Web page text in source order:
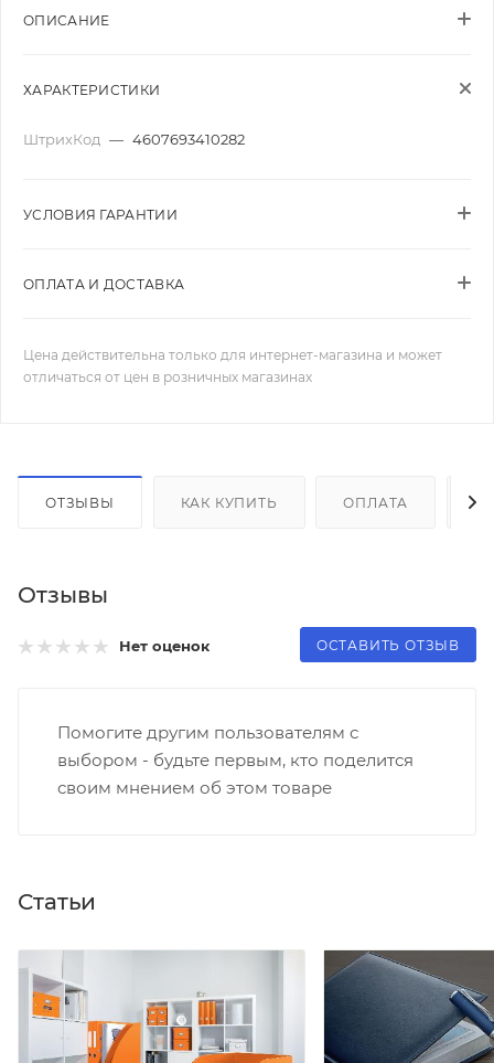
ОПИСАНИЕ
ХАРАКТЕРИСТИКИ
ШтрихКод — 4607693410282
УСЛОВИЯ ГАРАНТИИ
ОПЛАТА И ДОСТАВКА
Цена действительна только для интернет-магазина и может
отличаться от цен в розничных магазинах
ОТЗЫВЫ КАК КУПИТЬ ОПЛАТА
Отзывы
Нет оценок ОСТАВИТЬ ОТЗЫВ
Помогите другим пользователям с
выбором - будьте первым, кто поделится
своим мнением об этом товаре
Статьи